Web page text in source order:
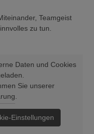
Teamgeist
zu tun.
Daten und Cookies
Sie unserer
Einstellungen